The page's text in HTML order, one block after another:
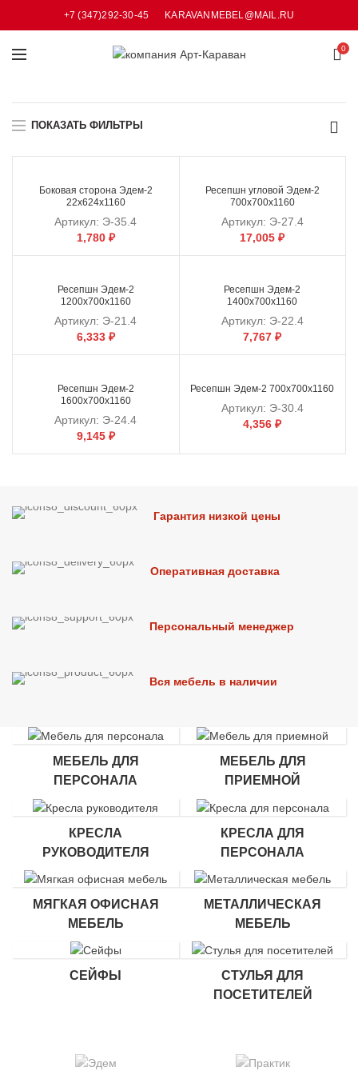
+7 (347)292-30-45 KARAVANMEBEL@MAIL.RU
0
ПОКАЗАТЬ ФИЛЬТРЫ
Боковая сторона Эдем-2
22х624х1160
Артикул: Э-35.4
1,780 ₽
Ресепшн угловой Эдем-2
700х700х1160
Артикул: Э-27.4
17,005₽
Ресепшн Эдем-2
1200х700х1160
Артикул: Э-21.4
6,333 ₽
Ресепшн Эдем-2
1400х700х1160
Артикул: Э-22.4
7,767₽
Ресепшн Эдем-2
1600х700х1160
Артикул: Э-24.4
9,145 ₽
Ресепшн Эдем-2 700х700х1160
Артикул: Э-30.4
4,356₽
Гарантия низкой цены
Оперативная доставка
Персональный менеджер
Вся мебель в наличии
МЕБЕЛЬ ДЛЯ
ПЕРСОНАЛА
МЕБЕЛЬ ДЛЯ
ПРИЕМНОЙ
КРЕСЛА
РУКОВОДИТЕЛЯ
КРЕСЛА ДЛЯ
ПЕРСОНАЛА
МЯГКАЯ ОФИСНАЯ
МЕБЕЛЬ
МЕТАЛЛИЧЕСКАЯ
МЕБЕЛЬ
СЕЙФЫ
СТУЛЬЯ ДЛЯ
ПОСЕТИТЕЛЕЙ